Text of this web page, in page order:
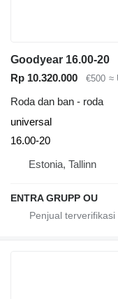
Goodyear 16.00-20
Rp 10.320.000
€500 ≈
Roda dan ban - roda
universal
16.00-20
Estonia, Tallinn
ENTRA GRUPP OU